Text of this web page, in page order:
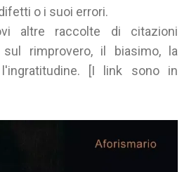
o i suoi errori.
altre raccolte di citazioni
rimprovero, il biasimo, la
[I link sono in